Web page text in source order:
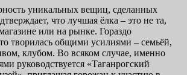
уникальных вещиц, сделанных
что лучшая ёлка – это не та,
или на рынке. Гораздо
творилась общими усилиями – семьёй,
клубом. Во всяком случае, именно
руководствуется «Таганрогский